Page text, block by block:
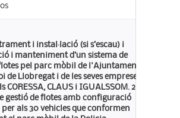
i instal·lació (si s’escau) i
i manteniment d’un sistema de
pel parc mòbil de l'Ajuntament
de Llobregat i de les seves empreses
CORESSA, CLAUS i IGUALSSOM. 2:
gestió de flotes amb configuració
als 30 vehicles que conformen